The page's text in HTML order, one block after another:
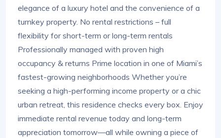
elegance of a luxury hotel and the convenience of a
turnkey property. No rental restrictions – full
flexibility for short-term or long-term rentals
Professionally managed with proven high
occupancy & returns Prime location in one of Miami’s
fastest-growing neighborhoods Whether you’re
seeking a high-performing income property or a chic
urban retreat, this residence checks every box. Enjoy
immediate rental revenue today and long-term
appreciation tomorrow—all while owning a piece of